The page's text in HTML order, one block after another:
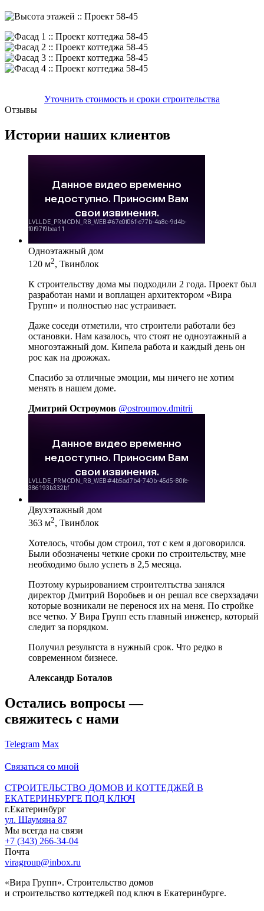
Уточнить стоимость и сроки строительства
Отзывы
Истории наших клиентов
Одноэтажный дом
120 м2, Твинблок
К строительству дома мы подходили 2 года. Проект был
разработан нами и воплащен архитектором «Вира
Групп» и полностью нас устраивает.
Даже соседи отметили, что строители работали без
остановки. Нам казалось, что стоят не одноэтажный а
многоэтажный дом. Кипела работа и каждый день он
рос как на дрожжах.
Спасибо за отличные эмоции, мы ничего не хотим
менять в нашем доме.
Дмитрий Остроумов @ostroumov.dmitrii
Двухэтажный дом
363 м2, Твинблок
Хотелось, чтобы дом строил, тот с кем я договорился.
Были обозначены четкие сроки по строительству, мне
необходимо было успеть в 2,5 месяца.
Поэтому курьированием строителтьства занялся
директор Дмитрий Воробьев и он решал все сверхзадачи
которые возникали не перенося их на меня. По стройке
все четко. У Вира Групп есть главный инженер, который
следит за порядком.
Получил результста в нужный срок. Что редко в
современном бизнесе.
Александр Боталов
Остались вопросы —
свяжитесь с нами
Telegram Max
Связаться со мной
СТРОИТЕЛЬСТВО ДОМОВ И КОТТЕДЖЕЙ В
ЕКАТЕРИНБУРГЕ ПОД КЛЮЧ
г.Екатеринбург
ул. Шаумяна 87
Мы всегда на связи
+7 (343) 266-34-04
Почта
viragroup@inbox.ru
«Вира Групп». Строительство домов
и строительство коттеджей под ключ в Екатеринбурге.